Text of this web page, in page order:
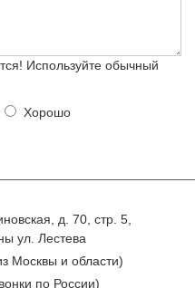
Используйте обычный
Хорошо
д. 70, стр. 5,
ул. Лестева
Москвы и области)
по России)